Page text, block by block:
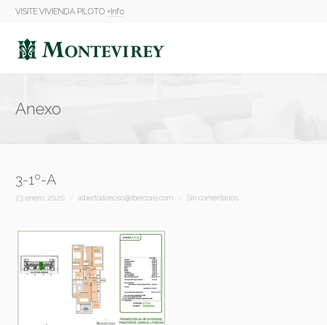
VISITE VIVIENDA PILOTO +Info
Anexo
3-1º-A
23 enero, 2020 albertodonoso@ibercore.com Sin comentarios